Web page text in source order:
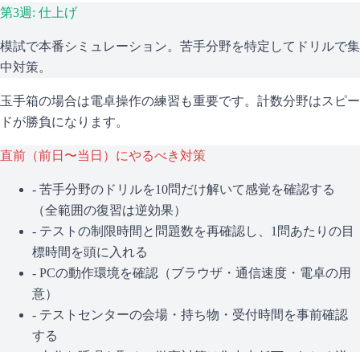
第3週: 仕上げ
模試で本番シミュレーション。苦手分野を特定してドリルで集
中対策。
玉手箱の場合は電卓操作の練習も重要です。計数分野はスピー
ドが勝負になります。
直前（前日〜当日）にやるべき対策
- 苦手分野のドリルを10問だけ解いて感覚を確認する
（全範囲の復習は逆効果）
- テストの制限時間と問題数を再確認し、1問あたりの目
標時間を頭に入れる
- PCの動作環境を確認（ブラウザ・通信速度・電卓の用
意）
- テストセンターの会場・持ち物・受付時間を事前確認
する